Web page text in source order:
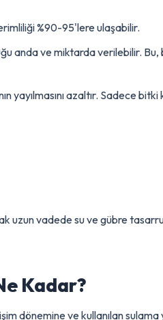
gibi dezavantajları vardır.
sistemidir. Bu sistem, suyu
verimliliği %90-95'lere
anda ve miktarda
yayılmasını azaltır.